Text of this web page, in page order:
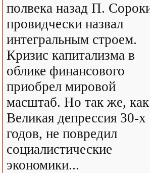
полвека назад П.
провидчески назвал
интегральным строем.
Кризис капитализма в
облике финансового
приобрел мировой
масштаб. Но так же,
Великая депрессия 30-х
годов, не повредил
социалистические
экономики...